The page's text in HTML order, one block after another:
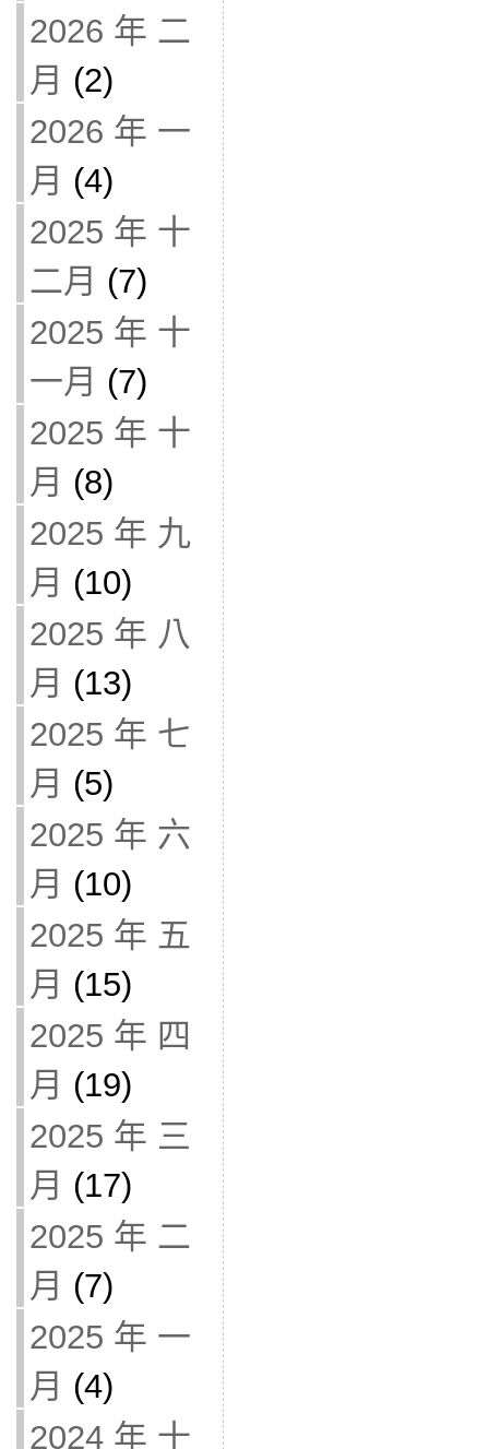
2026 年 二
月 (2)
2026 年 一
月 (4)
2025 年 十
二月 (7)
2025 年 十
一月 (7)
2025 年 十
月 (8)
2025 年 九
月 (10)
2025 年 八
月 (13)
2025 年 七
月 (5)
2025 年 六
月 (10)
2025 年 五
月 (15)
2025 年 四
月 (19)
2025 年 三
月 (17)
2025 年 二
月 (7)
2025 年 一
月 (4)
2024 年 十